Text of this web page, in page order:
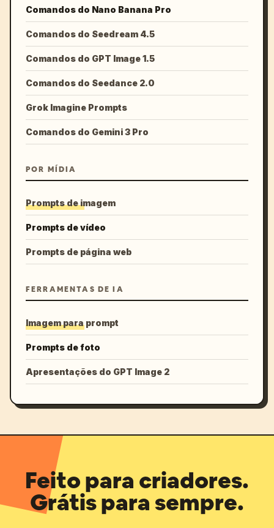
Comandos do Nano Banana Pro
Comandos do Seedream 4.5
Comandos do GPT Image 1.5
Comandos do Seedance 2.0
Grok Imagine Prompts
Comandos do Gemini 3 Pro
POR MÍDIA
Prompts de imagem
Prompts de vídeo
Prompts de página web
FERRAMENTAS DE IA
Imagem para prompt
Prompts de foto
Apresentações do GPT Image 2
Feito para criadores.
Grátis para sempre.